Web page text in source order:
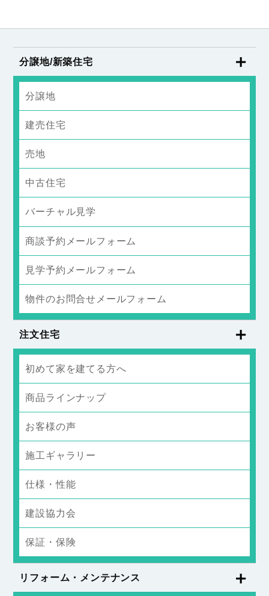
分譲地/新築住宅
分譲地
建売住宅
売地
中古住宅
バーチャル見学
商談予約メールフォーム
見学予約メールフォーム
物件のお問合せメールフォーム
注文住宅
初めて家を建てる方へ
商品ラインナップ
お客様の声
施工ギャラリー
仕様・性能
建設協力会
保証・保険
リフォーム・メンテナンス